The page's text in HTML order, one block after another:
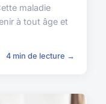
maladie
à tout âge et
4 min de lecture →